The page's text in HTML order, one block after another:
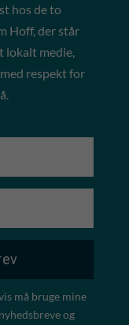
hos de to
Hoff, der står
lokalt medie,
respekt for
må bruge mine
og